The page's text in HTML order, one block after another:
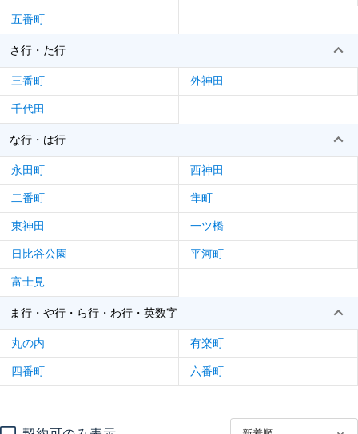
五番町
さ行・た行
三番町 外神田
千代田
な行・は行
永田町 西神田
二番町 隼町
東神田 一ツ橋
日比谷公園 平河町
富士見
ま行・や行・ら行・わ行・英数字
丸の内 有楽町
四番町 六番町